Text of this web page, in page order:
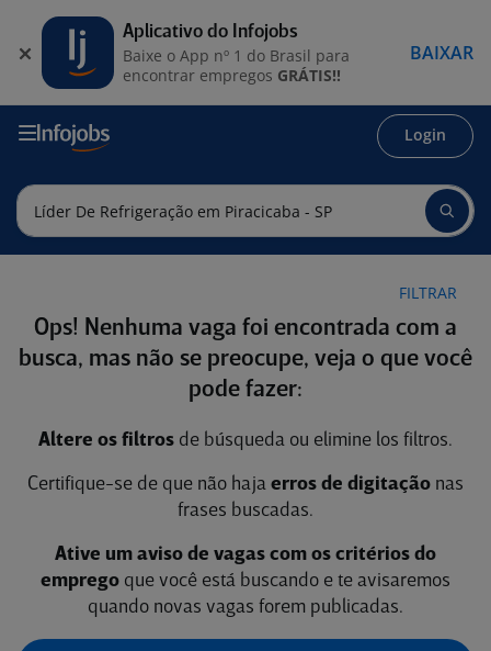
Login
FILTRAR
Ops! Nenhuma vaga foi encontrada com a
busca, mas não se preocupe, veja o que você
pode fazer:
Altere os filtros de búsqueda ou elimine los filtros.
Certifique-se de que não haja erros de digitação nas
frases buscadas.
Ative um aviso de vagas com os critérios do
emprego que você está buscando e te avisaremos
quando novas vagas forem publicadas.
Aplicativo do Infojobs
Baixe o App nº 1 do Brasil para
encontrar empregos GRÁTIS!!
BAIXAR